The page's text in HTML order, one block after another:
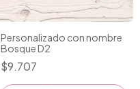
Personalizado con nombre
Bosque D2
$9.707